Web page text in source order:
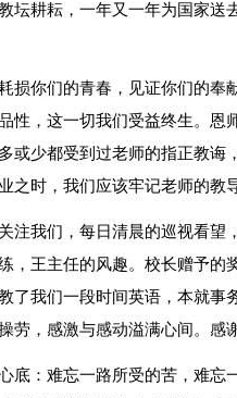
坛耕耘，一年又一年为国家送
损你们的青春，见证你们的奉
性，这一切我们受益终生。恩
或少都受到过老师的指正教诲
之时，我们应该牢记老师的教
注我们，每日清晨的巡视看望
，王主任的风趣。校长赠予
了我们一段时间英语，本就事
劳，感激与感动溢满心间。感
底：难忘一路所受的苦，难忘